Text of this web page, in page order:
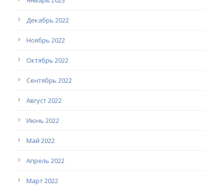
Декабрь 2022
Ноябрь 2022
Октябрь 2022
Сентябрь 2022
Август 2022
Июнь 2022
Май 2022
Апрель 2022
Март 2022